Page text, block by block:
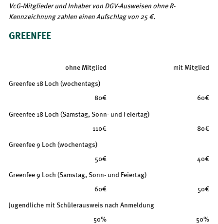
VcG-Mitglieder und Inhaber von DGV-Ausweisen ohne R-
Kennzeichnung zahlen einen Aufschlag von 25 €.
GREENFEE
ohne Mitglied
mit Mitglied
Greenfee 18 Loch (wochentags)
80€
60€
Greenfee 18 Loch (Samstag, Sonn- und Feiertag)
110€
80€
Greenfee 9 Loch (wochentags)
50€
40€
Greenfee 9 Loch (Samstag, Sonn- und Feiertag)
60€
50€
Jugendliche mit Schülerausweis nach Anmeldung
50%
50%